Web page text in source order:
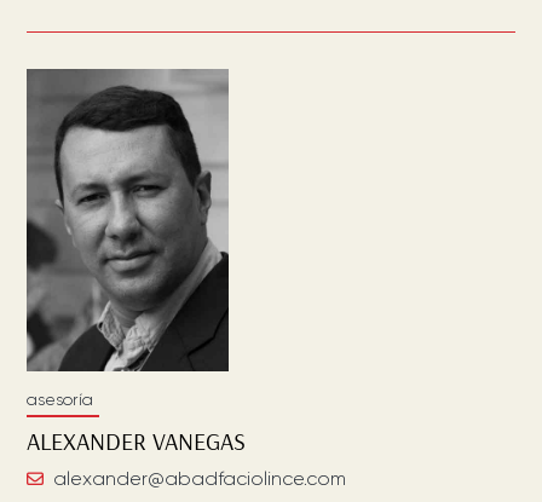
asesoría
ALEXANDER VANEGAS
alexander@abadfaciolince.com